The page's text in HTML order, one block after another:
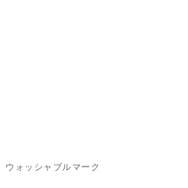
ウォッシャブルマーク